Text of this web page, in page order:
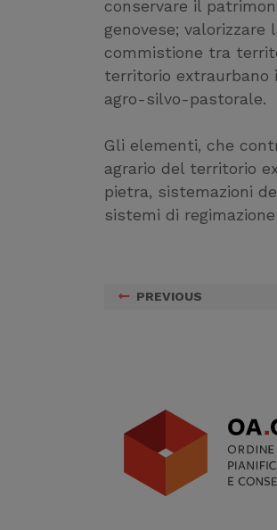
conservare il
genovese;
commistione tra
territorio extraurbano
agro-silvo-pastorale.
Gli elementi, che
agrario del territorio
pietra, sistemazioni
sistemi di
PREVIOUS